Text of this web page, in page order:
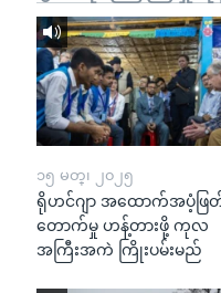
၁၅ မတ္၊ ၂၀၂၅
ရိုဟင်ဂျာ အထောက်အပံ့ဖြ
တောက်မှု ဟန့်တားဖို့ ကုလ
အကြီးအကဲ ကြိုးပမ်းမည်